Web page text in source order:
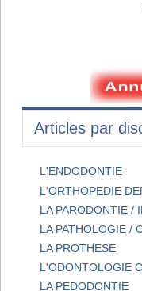
Articles par
L'ENDODONTIE
L'ORTHOPEDIE
LA PARODONTIE /
LA PATHOLOGIE /
LA PROTHESE
L'ODONTOLOGIE
LA PEDODONTIE